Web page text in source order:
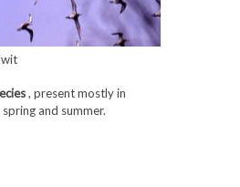
, present mostly in
and summer.